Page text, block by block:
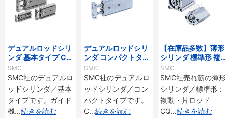
デュアルロッドシリ
ンダ 基本タイプ CX
Sシリーズ
SMC
SMC社のデュアルロ
ッドシリンダ／基本
タイプです。ガイド
機...続きを読む
デュアルロッドシリ
ンダ コンパクトタイ
プ CXSJシリーズ
SMC
SMC社のデュアルロ
ッドシリンダ／コン
パクトタイプです。
C...続きを読む
【在庫品多数】薄形
シリンダ 標準形 複
動・片ロッド CQ2
シリーズ
SMC
SMC社売れ筋の薄形
シリンダ／標準形：
複動・片ロッド
CQ...続きを読む